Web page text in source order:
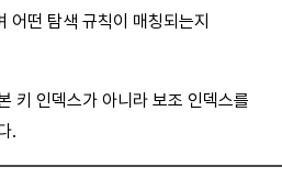
어떤 탐색 규칙이 매칭되는지
인덱스가 아니라 보조 인덱스를
.